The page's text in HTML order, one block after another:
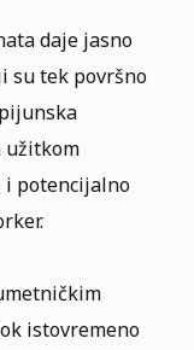
daje jasno
su tek površno
užitkom
i potencijalno
istovremeno